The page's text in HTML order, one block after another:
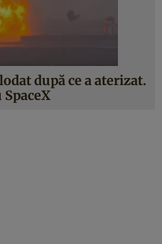
după ce a aterizat.